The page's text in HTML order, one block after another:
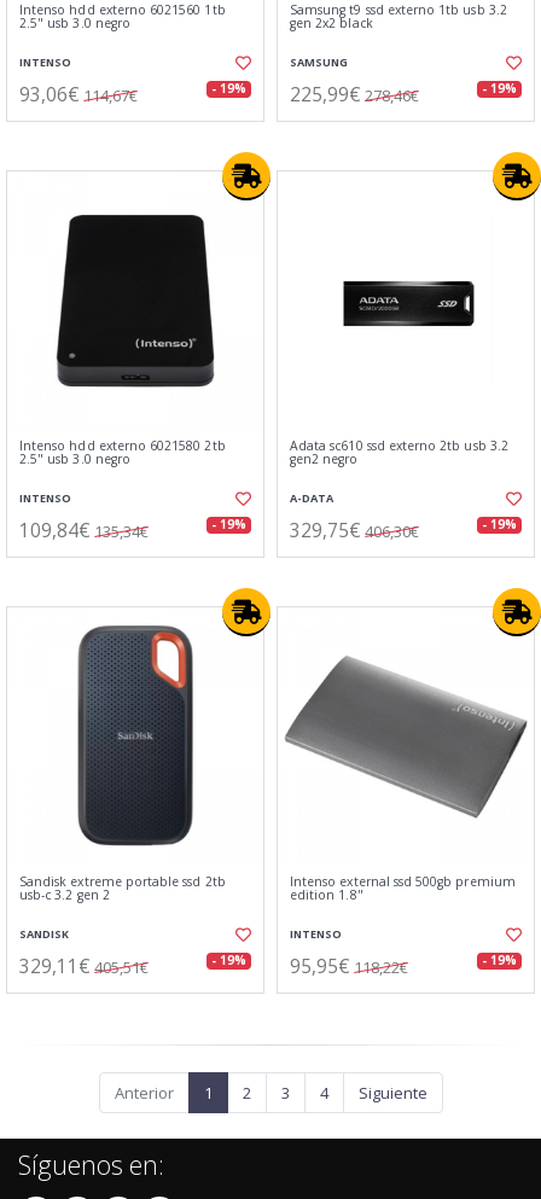
Intenso hdd externo 6021560 1tb
2.5" usb 3.0 negro
INTENSO
93,06€ 114,67€ - 19%
Samsung t9 ssd externo 1tb usb 3.2
gen 2x2 black
SAMSUNG
225,99€ 278,46€ - 19%
Intenso hdd externo 6021580 2tb
2.5" usb 3.0 negro
INTENSO
109,84€ 135,34€ - 19%
Adata sc610 ssd externo 2tb usb 3.2
gen2 negro
A-DATA
329,75€ 406,30€ - 19%
Sandisk extreme portable ssd 2tb
usb-c 3.2 gen 2
SANDISK
329,11€ 405,51€ - 19%
Intenso external ssd 500gb premium
edition 1.8"
INTENSO
95,95€ 118,22€ - 19%
Anterior 1 2 3 4 Siguiente
Síguenos en: